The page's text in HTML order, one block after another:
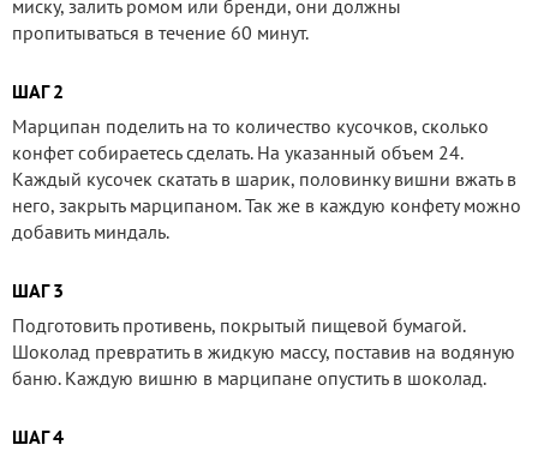
миску, залить ромом или бренди, они должны
пропитываться в течение 60 минут.
ШАГ 2
Марципан поделить на то количество кусочков, сколько
конфет собираетесь сделать. На указанный объем 24.
Каждый кусочек скатать в шарик, половинку вишни вжать в
него, закрыть марципаном. Так же в каждую конфету можно
добавить миндаль.
ШАГ 3
Подготовить противень, покрытый пищевой бумагой.
Шоколад превратить в жидкую массу, поставив на водяную
баню. Каждую вишню в марципане опустить в шоколад.
ШАГ 4